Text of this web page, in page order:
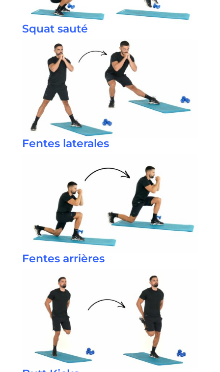
Squat sauté
Fentes laterales
Fentes arrières